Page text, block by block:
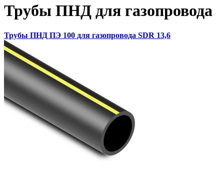
Трубы ПНД для газопровода
Трубы ПНД ПЭ 100 для газопровода SDR 13,6